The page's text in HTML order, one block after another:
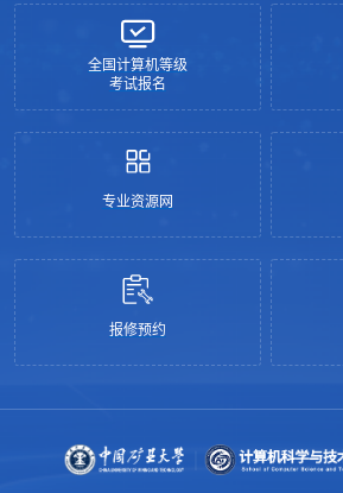
全国计算机等级
考试报名
专业资源网
报修预约